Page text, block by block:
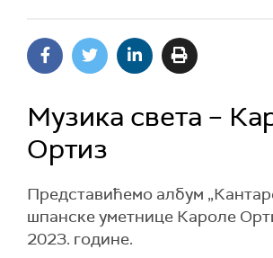
Музика света –
Ортиз
Представићемо албум
шпанске уметнице Кароле
2023. године.